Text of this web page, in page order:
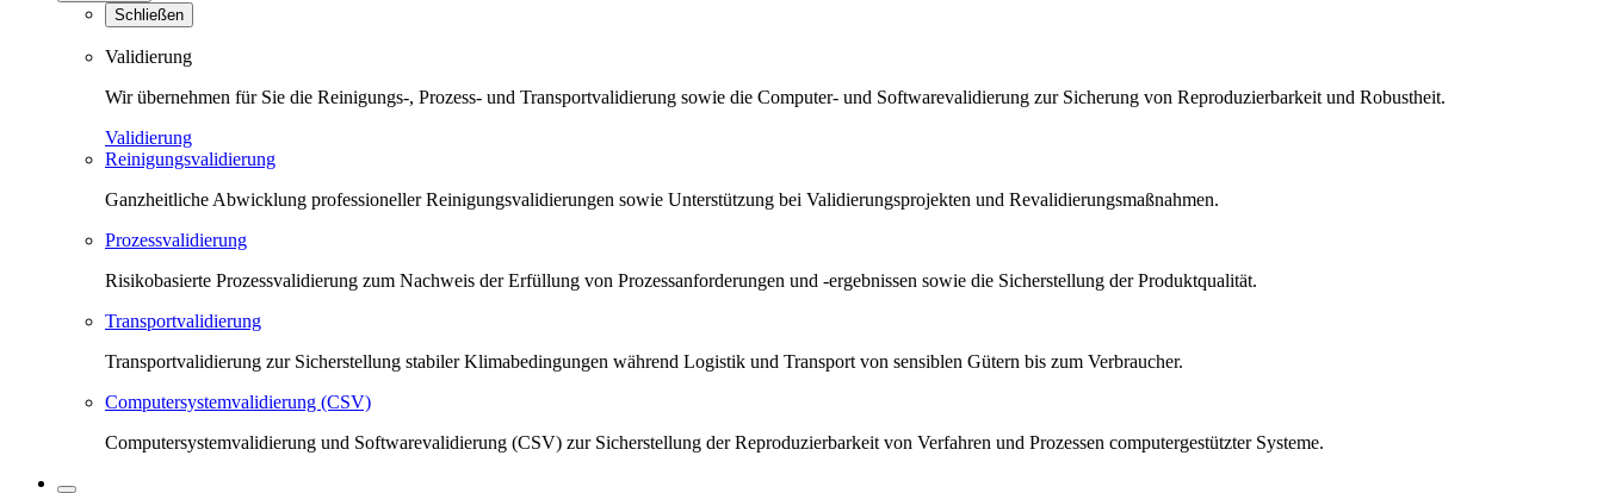
Schließen
Validierung
Wir übernehmen für Sie die Reinigungs-, Prozess- und Transportvalidierung sowie die Computer- und Softwarevalidierung zur Sicherung von Reproduzierbarkeit und Robustheit.
Validierung
Reinigungsvalidierung
Ganzheitliche Abwicklung professioneller Reinigungsvalidierungen sowie Unterstützung bei Validierungsprojekten und Revalidierungsmaßnahmen.
Prozessvalidierung
Risikobasierte Prozessvalidierung zum Nachweis der Erfüllung von Prozessanforderungen und -ergebnissen sowie die Sicherstellung der Produktqualität.
Transportvalidierung
Transportvalidierung zur Sicherstellung stabiler Klimabedingungen während Logistik und Transport von sensiblen Gütern bis zum Verbraucher.
Computersystemvalidierung (CSV)
Computersystemvalidierung und Softwarevalidierung (CSV) zur Sicherstellung der Reproduzierbarkeit von Verfahren und Prozessen computergestützter Systeme.